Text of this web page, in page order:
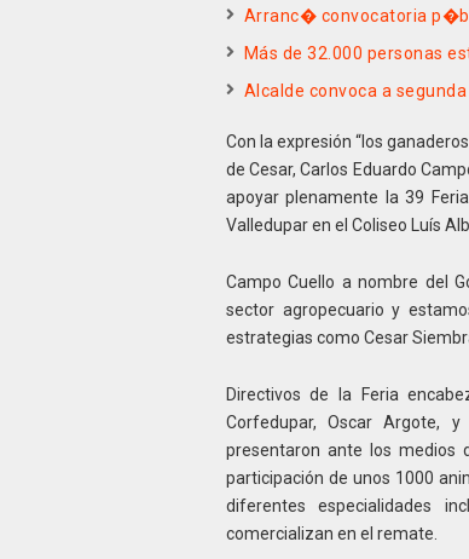
Arranc� convocatoria
Más de 32.000 personas
Alcalde convoca a
Con la expresión “los
de Cesar, Carlos Eduardo
apoyar plenamente la 39
Valledupar en el Coliseo Luís
Campo Cuello a nombre del
sector agropecuario y
estrategias como Cesar
Directivos de la Feria
Corfedupar, Oscar Argote,
presentaron ante los medios
participación de unos 1000
diferentes especialidades
comercializan en el remate.